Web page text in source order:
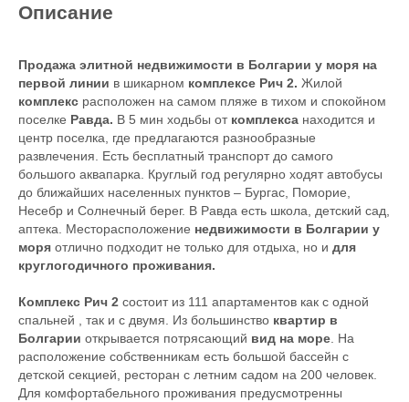
Описание
Продажа элитной недвижимости в Болгарии у моря на
первой линии в шикарном комплексе Рич 2. Жилой
комплекс расположен на самом пляже в тихом и спокойном
поселке Равда. В 5 мин ходьбы от комплекса находится и
центр поселка, где предлагаются разнообразные
развлечения. Есть бесплатный транспорт до самого
большого аквапарка. Круглый год регулярно ходят автобусы
до ближайших населенных пунктов – Бургас, Поморие,
Несебр и Солнечный берег. В Равда есть школа, детский сад,
аптека. Месторасположение недвижимости в Болгарии у
моря отлично подходит не только для отдыха, но и для
круглогодичного проживания.
Комплекс Рич 2 состоит из 111 апартаментов как с одной
спальней , так и с двумя. Из большинство квартир в
Болгарии открывается потрясающий вид на море. На
расположение собственникам есть большой бассейн с
детской секцией, ресторан с летним садом на 200 человек.
Для комфортабельного проживания предусмотренны